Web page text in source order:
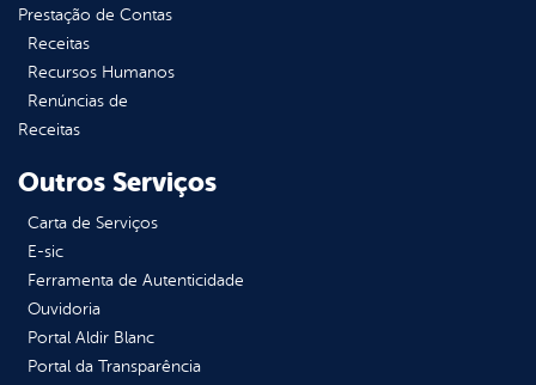
Prestação de Contas
Receitas
Recursos Humanos
Renúncias de
Receitas
Outros Serviços
Carta de Serviços
E-sic
Ferramenta de Autenticidade
Ouvidoria
Portal Aldir Blanc
Portal da Transparência